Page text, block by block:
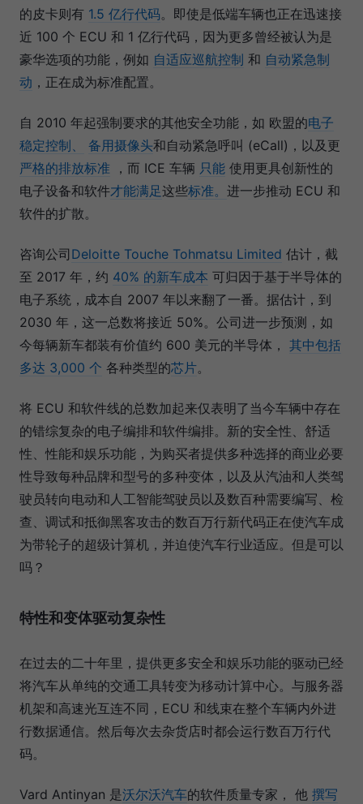
的皮卡则有 1.5 亿行代码。即使是低端车辆也正在迅速接
近 100 个 ECU 和 1 亿行代码，因为更多曾经被认为是
豪华选项的功能，例如 自适应巡航控制 和 自动紧急制
动 ，正在成为标准配置。
自 2010 年起强制要求的其他安全功能，如 欧盟的电子
稳定控制、
备用摄像头和自动紧急呼叫 (eCall)，以及更
严格的排放标准 ，而 ICE 车辆 只能 使用更具创新性的
电子设备和软件才能满足这些标准。 进一步推动 ECU 和
软件的扩散。
咨询公司 Deloitte Touche Tohmatsu Limited 估计，截
至 2017 年，约 40% 的新车成本 可归因于基于半导体的
电子系统，成本自 2007 年以来翻了一番。据估计，到
2030 年，这一总数将接近 50%。公司进一步预测，如
今每辆新车都装有价值约 600 美元的半导体， 其中包括
多达 3,000 个 各种类型的芯片。
将 ECU 和软件线的总数加起来仅表明了当今车辆中存在
的错综复杂的电子编排和软件编排。新的安全性、舒适
性、性能和娱乐功能，为购买者提供多种选择的商业必要
性导致每种品牌和型号的多种变体，以及从汽油和人类驾
驶员转向电动和人工智能驾驶员以及数百种需要编写、检
查、调试和抵御黑客攻击的数百万行新代码正在使汽车成
为带轮子的超级计算机，并迫使汽车行业适应。但是可以
吗？
特性和变体驱动复杂性
在过去的二十年里，提供更多安全和娱乐功能的驱动已经
将汽车从单纯的交通工具转变为移动计算中心。与服务器
机架和高速光互连不同，ECU 和线束在整个车辆内外进
行数据通信。然后每次去杂货店时都会运行数百万行代
码。
Vard Antinyan 是沃尔沃汽车的软件质量专家， 他 撰写